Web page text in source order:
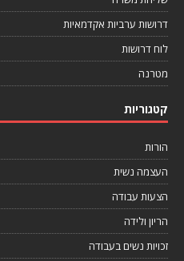
דרושות ערביות אקדמאיות
לוח דרושות
מטרנה
קטגוריות
הורות
העצמה נשית
הצעות עבודה
הריון ולידה
זכויות נשים בעבודה